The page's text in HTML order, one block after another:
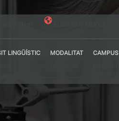
LINGÜÍSTIC
MODALITAT
CAMPUS